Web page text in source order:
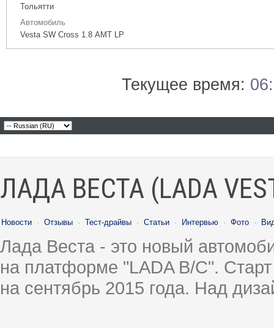
Тольятти
Автомобиль
Vesta SW Cross 1.8 АМТ LP
Текущее время:
ЛАДА ВЕСТА (LADA
Новости · Отзывы · Тест-драйвы · Статьи · Интервью · Фото ·
Лада Веста - это новый
на платформе "LADA B/C".
на сентябрь 2015 года. Над